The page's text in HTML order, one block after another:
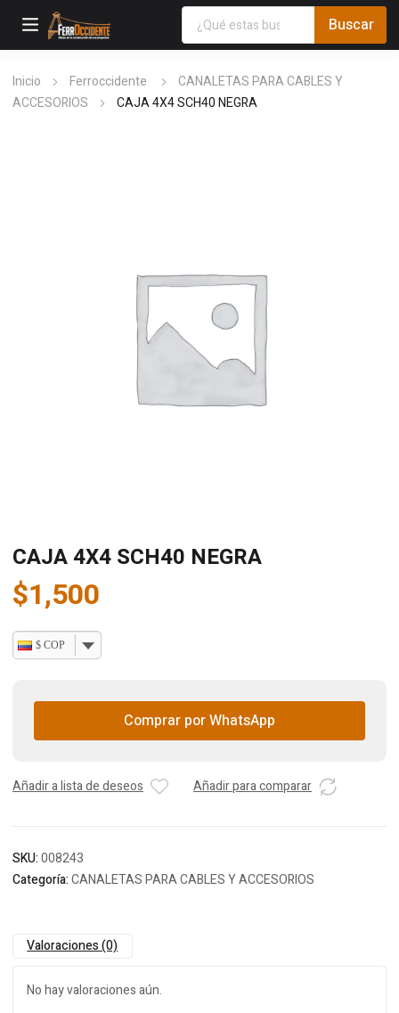
Inicio Ferroccidente
CANALETAS PARA CABLES Y
ACCESORIOS
CAJA 4X4 SCH40 NEGRA
CAJA 4X4 SCH40 NEGRA
$1,500
$ COP
Comprar por WhatsApp
Añadir a lista de deseos Añadir para comparar
SKU:008243
Categoría:CANALETAS PARA CABLES Y ACCESORIOS
Valoraciones (0)
No hay valoraciones aún.